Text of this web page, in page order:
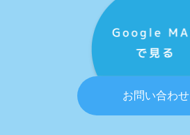
お問い合わせ